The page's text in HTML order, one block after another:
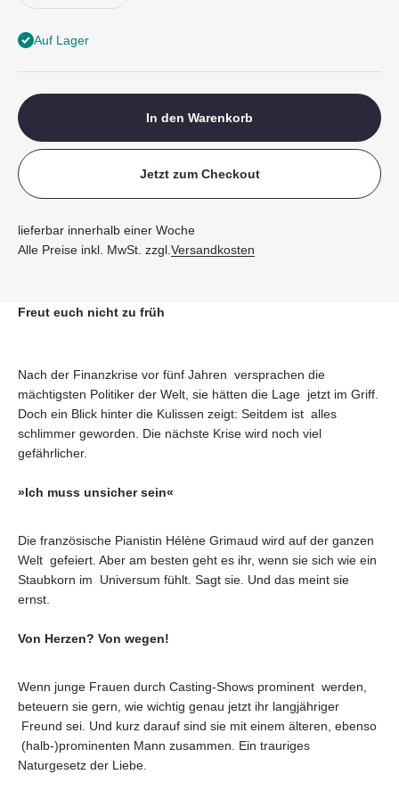
Auf Lager
In den Warenkorb
Jetzt zum Checkout
lieferbar innerhalb einer Woche
Alle Preise inkl. MwSt. zzgl. Versandkosten
Freut euch nicht zu früh
Nach der Finanzkrise vor fünf Jahren versprachen die
mächtigsten Politiker der Welt, sie hätten die Lage jetzt im Griff.
Doch ein Blick hinter die Kulissen zeigt: Seitdem ist alles
schlimmer geworden. Die nächste Krise wird noch viel
gefährlicher.
»Ich muss unsicher sein«
Die französische Pianistin Hélène Grimaud wird auf der ganzen
Welt gefeiert. Aber am besten geht es ihr, wenn sie sich wie ein
Staubkorn im Universum fühlt. Sagt sie. Und das meint sie
ernst.
Von Herzen? Von wegen!
Wenn junge Frauen durch Casting-Shows prominent werden,
beteuern sie gern, wie wichtig genau jetzt ihr langjähriger
Freund sei. Und kurz darauf sind sie mit einem älteren, ebenso
(halb-)prominenten Mann zusammen. Ein trauriges
Naturgesetz der Liebe.